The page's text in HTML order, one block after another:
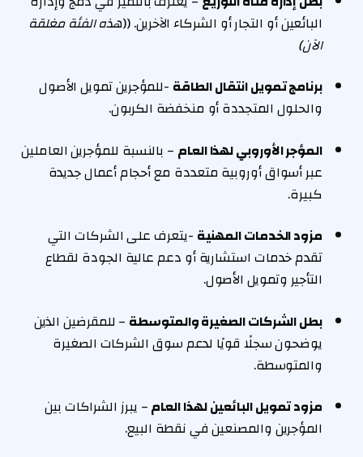
البائعين أو التجار أو الشركاء الآخرين. ((هذه الفئة مغلقة
الآن)
برنامج تمويل انتقال الطاقة -للمؤجرين تمويل الأصول
والحلول المتجددة أو منخفضة الكربون.
المؤجر الأوروبي لهذا العام – بالنسبة للمؤجرين العاملين
عبر أسواق أوروبية متعددة مع أحجام أعمال جديدة
كبيرة.
مزود الخدمات المهنية -يتعرف على الشركات التي
تقدم خدمات استشارية أو دعم عالية الجودة لقطاع
التأجير وتمويل الأصول.
بطل الشركات الصغيرة والمتوسطة – للمقرضين الذين
يوضحون سجلًا قويًا لدعم سوق الشركات الصغيرة
والمتوسطة.
مزود تمويل البائعين لهذا العام– يبرز الشراكات بين
المؤجرين والمصنعين في نقطة البيع.